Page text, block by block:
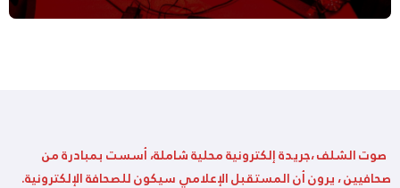
صوت الشلف ،جريدة إلكترونية محلية شاملة، أسست بمبادرة من
صحافيين ، يرون أن المستقبل الإعلامي سيكون للصحافة الإلكترونية.